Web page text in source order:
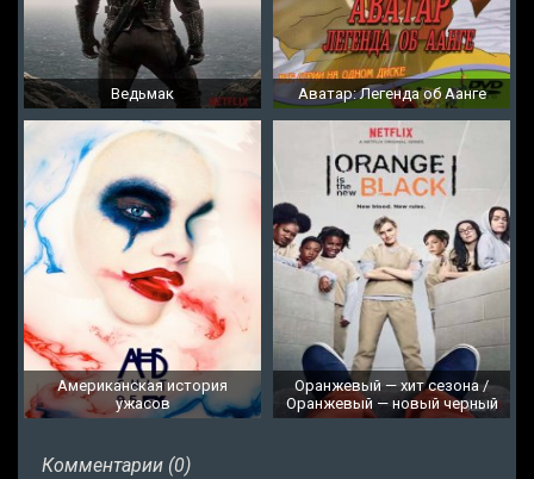
Ведьмак Аватар: Легенда об Аанге
Американская история
ужасов
Оранжевый — хит сезона /
Оранжевый — новый черный
Комментарии (0)